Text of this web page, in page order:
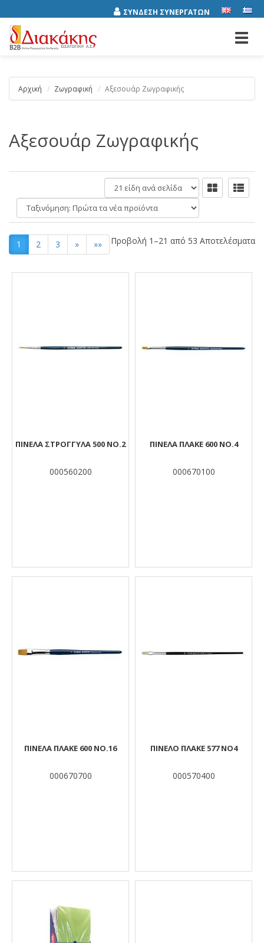
ΣΥΝΔΕΣΗ ΣΥΝΕΡΓΑΤΩΝ
Αρχική Ζωγραφική Αξεσουάρ Ζωγραφικής
Αξεσουάρ Ζωγραφικής
είδη
ανά
σελίδα
Ταξινόμηση:
1 2 3 » »» Προβολή 1–21 από 53 Αποτελέσματα
Αποτελέσματα
ΠΙΝΕΛΑ ΣΤΡΟΓΓΥΛΑ 500 ΝΟ.2
000560200
ΠΙΝΕΛΑ ΠΛΑΚΕ 600 ΝΟ.4
000670100
ΠΙΝΕΛΑ ΠΛΑΚΕ 600 ΝΟ.16
000670700
ΠΙΝΕΛΟ ΠΛΑΚΕ 577 ΝΟ4
000570400